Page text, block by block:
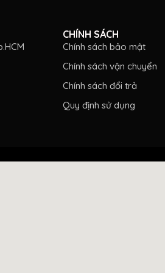
thất:
để chà phá cho
sơn hoàn thiện bám
CHÍNH SÁCH
Chính sách bảo mật
Chính sách vận chuyển
Chính sách đổi trả
Quy định sử dụng